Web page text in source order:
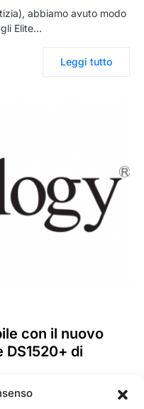
abbiamo avuto modo
Elite…
Leggi tutto
con il nuovo
di
di archiviazione